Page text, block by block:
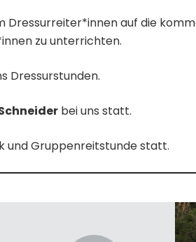
Dressurreiter*innen auf die
zu unterrichten.
Dressurstunden.
bei uns statt.
und Gruppenreitstunde statt.